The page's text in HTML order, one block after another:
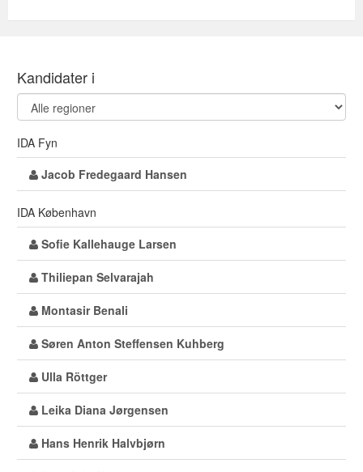
Kandidater i
IDA Fyn
Jacob Fredegaard Hansen
IDA København
Sofie Kallehauge Larsen
Thiliepan Selvarajah
Montasir Benali
Søren Anton Steffensen Kuhberg
Ulla Röttger
Leika Diana Jørgensen
Hans Henrik Halvbjørn